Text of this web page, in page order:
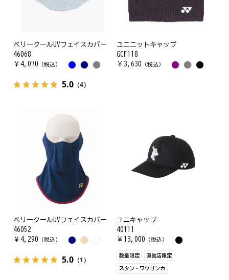
ベリークールUVフェイスカバー
46068
￥ 4,070 （税込）
5.0 （4）
ユニニットキャップ
GCF118
￥ 3,630 （税込）
ベリークールUVフェイスカバー
46052
￥ 4,290 （税込）
5.0 （1）
ユニキャップ
40111
￥ 13,000 （税込）
数量限定 直営店限定
スタン・ワウリンカ